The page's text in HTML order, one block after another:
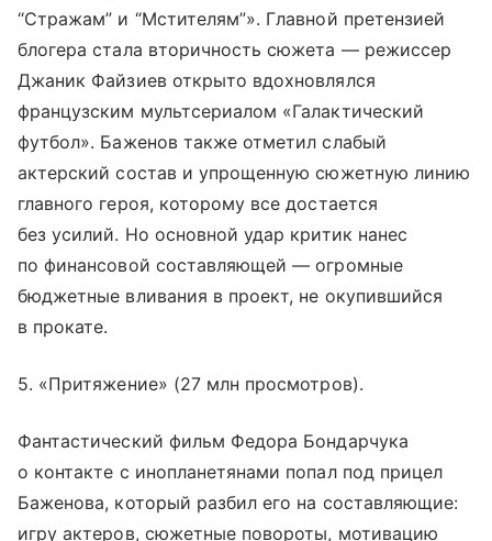
“Стражам” и “Мстителям”». Главной претензией
блогера стала вторичность сюжета — режиссер
Джаник Файзиев открыто вдохновлялся
французским мультсериалом «Галактический
футбол». Баженов также отметил слабый
актерский состав и упрощенную сюжетную линию
главного героя, которому все достается
без усилий. Но основной удар критик нанес
по финансовой составляющей — огромные
бюджетные вливания в проект, не окупившийся
в прокате.
5. «Притяжение» (27 млн просмотров).
Фантастический фильм Федора Бондарчука
о контакте с инопланетянами попал под прицел
Баженова, который разбил его на составляющие:
игру актеров, сюжетные повороты, мотивацию